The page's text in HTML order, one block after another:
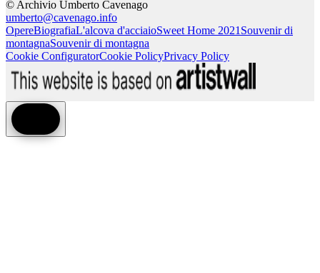
© Archivio Umberto Cavenago
umberto@cavenago.info
OpereBiografiaL'alcova d'acciaioSweet Home 2021 Souvenir di
montagnaSouvenir di montagna
Cookie ConfiguratorCookie PolicyPrivacy Policy